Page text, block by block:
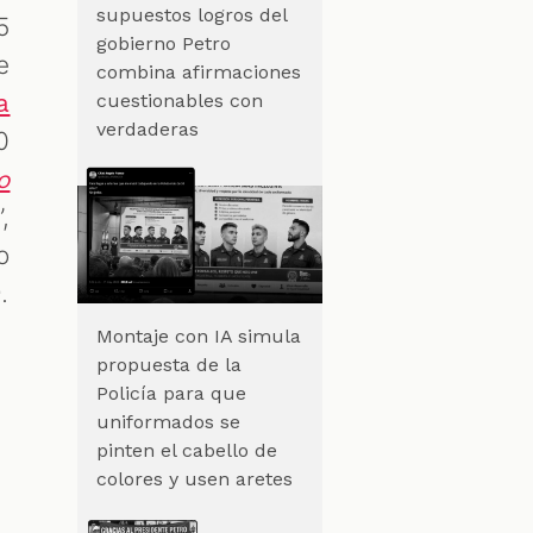
supuestos logros del
gobierno Petro
combina afirmaciones
cuestionables con
verdaderas
Montaje con IA simula
propuesta de la
Policía para que
uniformados se
pinten el cabello de
colores y usen aretes